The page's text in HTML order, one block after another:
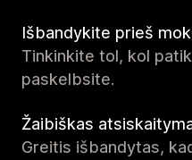
Išbandykite prieš
Tinkinkite tol, kol
paskelbsite.
Žaibiškas
Greitis išbandytas,